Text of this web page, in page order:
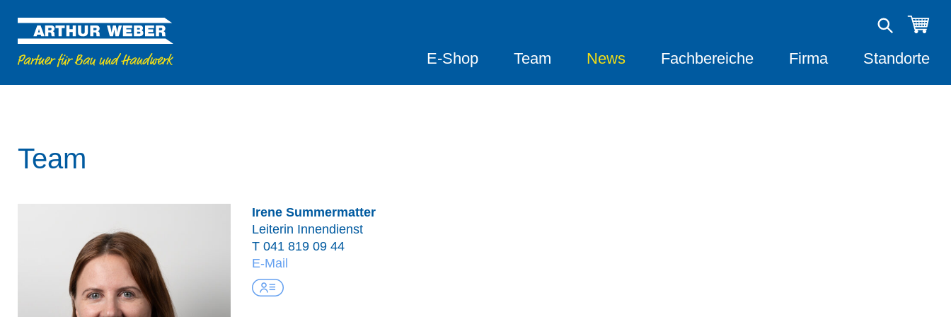
E-Shop Team News Fachbereiche Firma Standorte
Team
Irene Summermatter
Leiterin Innendienst
T 041 819 09 44
E-Mail